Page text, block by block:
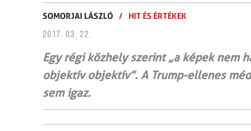
SOMORJAI LÁSZLÓ / HIT ÉS ÉRTÉKEK
2017. 03. 22.
Egy régi közhely szerint „a képek nem
objektív objektív”. A Trump-ellenes
sem igaz.